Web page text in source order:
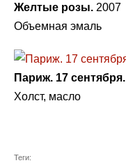
Желтые розы. 2007
Объемная эмаль
Париж. 17 сентября.
Холст, масло
Теги: